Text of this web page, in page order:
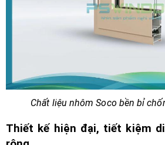
Chất liệu nhôm Soco bền bỉ
Thiết kế hiện đại, tiết kiệm